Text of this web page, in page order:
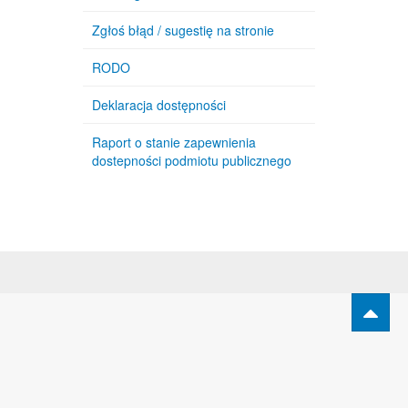
Zgłoś błąd / sugestię na stronie
RODO
Deklaracja dostępności
Raport o stanie zapewnienia
dostepności podmiotu publicznego